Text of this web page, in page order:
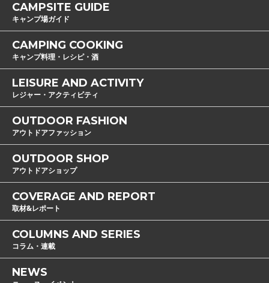
CAMPSITE GUIDE
キャンプ場ガイド
CAMPING COOKING
キャンプ料理・レシピ・酒
LEISURE AND ACTIVITY
レジャー・アクティビティ
OUTDOOR FASHION
アウトドアファッション
OUTDOOR SHOP
アウトドアショップ
COVERAGE AND REPORT
取材&レポート
COLUMNS AND SERIES
コラム・連載
NEWS